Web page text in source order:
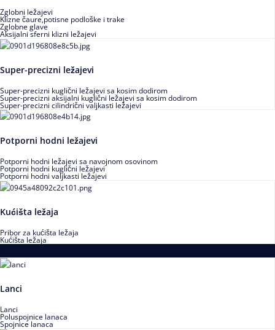
Zglobni ležajevi
Klizne čaure,potisne podloške i trake
Zglobne glave
Aksijalni sferni klizni ležajevi
Super-precizni ležajevi
Super-precizni kuglični ležajevi sa kosim dodirom
Super-precizni aksijalni kuglični ležajevi sa kosim dodirom
Super-precizni cilindrični valjkasti ležajevi
Potporni hodni ležajevi
Potporni hodni ležajevi sa navojnom osovinom
Potporni hodni kuglični ležajevi
Potporni hodni valjkasti ležajevi
Kućišta ležaja
Pribor za kućišta ležaja
Kućišta ležaja
Lanci
Lanci
Poluspojnice lanaca
Spojnice lanaca